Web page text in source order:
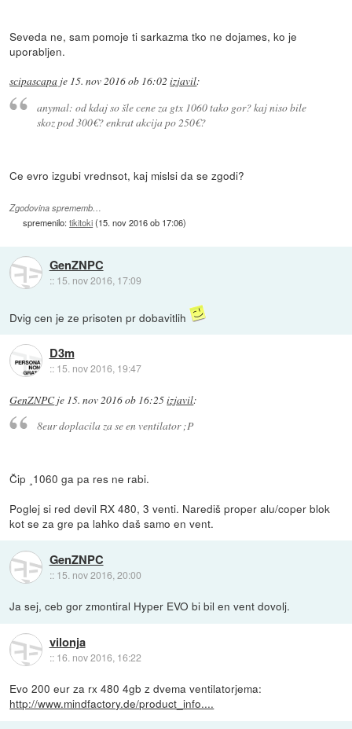
Seveda ne, sam pomoje ti sarkazma tko ne dojames, ko je
uporabljen.
scipascapa je 15. nov 2016 ob 16:02 izjavil:
anymal: od kdaj so šle cene za gtx 1060 tako gor? kaj niso bile
skoz pod 300€? enkrat akcija po 250€?
Ce evro izgubi vrednsot, kaj mislsi da se zgodi?
Zgodovina sprememb…
spremenilo:tikitoki(15. nov 2016 ob 17:06)
GenZNPC
:: 15. nov 2016, 17:09
Dvig cen je ze prisoten pr dobavitlih
D3m
:: 15. nov 2016, 19:47
GenZNPCje 15. nov 2016 ob 16:25izjavil:
8eur doplacila za se en ventilator ;P
Čip ¸1060 ga pa res ne rabi.
Poglej si red devil RX 480, 3 venti. Narediš proper alu/coper blok
kot se za gre pa lahko daš samo en vent.
GenZNPC
:: 15. nov 2016, 20:00
Ja sej, ceb gor zmontiral Hyper EVO bi bil en vent dovolj.
vilonja
:: 16. nov 2016, 16:22
Evo 200 eur za rx 480 4gb z dvema ventilatorjema:
http://www.mindfactory.de/product_info....